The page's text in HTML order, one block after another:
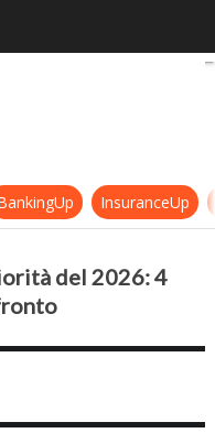
digitale, le priorità
InsuranceUp
del 2026: 4